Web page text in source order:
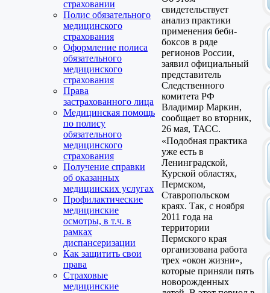
страховании
Полис обязательного
медицинского
страхования
Оформление полиса
обязательного
медицинского
страхования
Права
застрахованного лица
Медицинская помощь
по полису
обязательного
медицинского
страхования
Получение справки
об оказанных
медицинских услугах
Профилактические
медицинские
осмотры, в т.ч. в
рамках
диспансеризации
Как защитить свои
права
Страховые
медицинские
свидетельствует
анализ практики
применения беби-
боксов в ряде
регионов России,
заявил официальный
представитель
Следственного
комитета РФ
Владимир Маркин,
сообщает во вторник,
26 мая, ТАСС.
«Подобная практика
уже есть в
Ленинградской,
Курской областях,
Пермском,
Ставропольском
краях. Так, с ноября
2011 года на
территории
Пермского края
организована работа
трех «окон жизни»,
которые приняли пять
новорожденных